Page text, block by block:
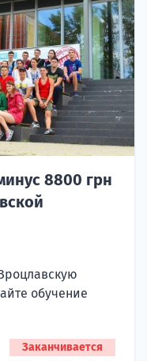
8800 грн
обучение
Заканчивается